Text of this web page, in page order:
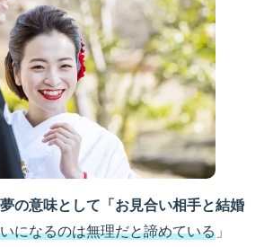
の意味として「お見合い相手と結婚
になるのは無理だと諦めている 」